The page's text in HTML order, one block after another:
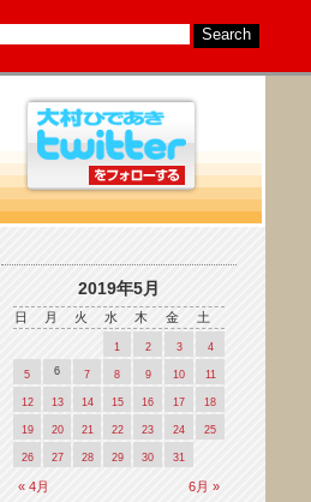
2019年5月
日 月 火 水 木 金 土
« 4月 6月 »
1 2 3 4
5 6 7 8 9 10 11
12 13 14 15 16 17 18
19 20 21 22 23 24 25
26 27 28 29 30 31